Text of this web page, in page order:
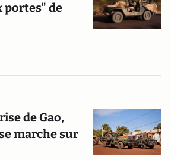
portes" de
de Gao,
marche sur